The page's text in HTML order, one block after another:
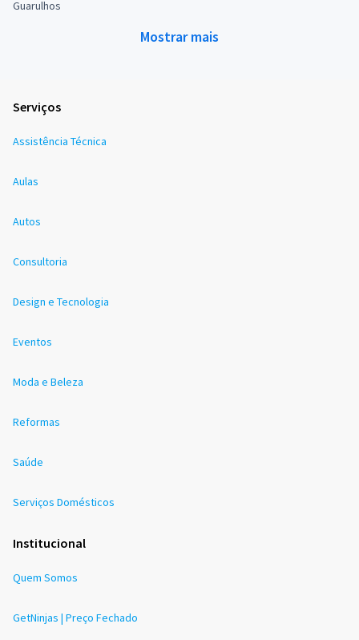
Guarulhos
Mostrar mais
Serviços
Assistência Técnica
Aulas
Autos
Consultoria
Design e Tecnologia
Eventos
Moda e Beleza
Reformas
Saúde
Serviços Domésticos
Institucional
Quem Somos
GetNinjas | Preço Fechado